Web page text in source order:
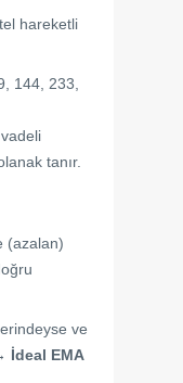
hareketli
144, 233,
tanır.
(azalan)
ve
İdeal EMA